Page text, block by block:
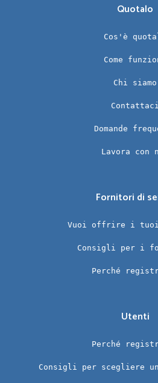
Quotalo
Cos'è
Come
Chi siamo
Contattaci
Domande
Lavora con
Fornitori di
Vuoi offrire i
Consigli per i
Perché
Utenti
Perché
Consigli per scegliere